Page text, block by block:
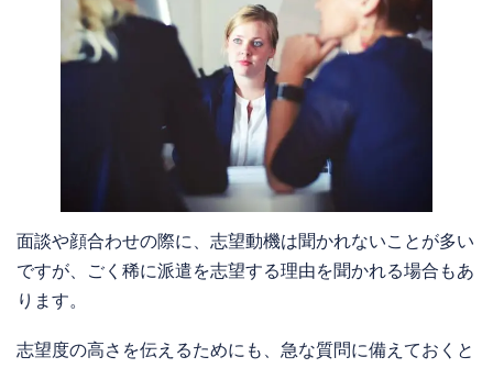
面談や顔合わせの際に、志望動機は聞かれないことが多い
ですが、ごく稀に派遣を志望する理由を聞かれる場合もあ
ります。
志望度の高さを伝えるためにも、急な質問に備えておくと